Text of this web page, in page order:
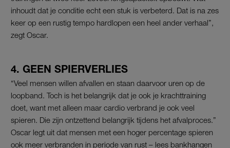
inhoudt dat je conditie echt een stuk is verbeterd. Dat is na zes
keer op een rustig tempo hardlopen een heel ander verhaal”,
zegt Oscar.
4. GEEN SPIERVERLIES
“Veel mensen willen afvallen en staan daarvoor uren op de
loopband. Toch is het belangrijk dat je ook je krachttraining
doet, want met alleen maar cardio verbrand je ook veel
spieren. Die zijn ontzettend belangrijk tijdens het afvalproces.”
Oscar legt uit dat mensen met een hoger percentage spieren
ook meer verbranden in periode van rust – lees bankhangen